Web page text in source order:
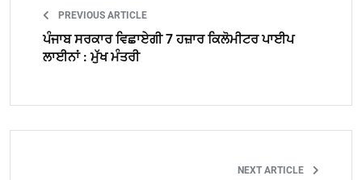
PREVIOUS ARTICLE
ਪੰਜਾਬ ਸਰਕਾਰ ਵਿਛਾਏਗੀ 7 ਹਜ਼ਾਰ ਕਿਲੋਮੀਟਰ ਪਾਈਪ
ਲਾਈਨਾਂ : ਮੁੱਖ ਮੰਤਰੀ
NEXT ARTICLE